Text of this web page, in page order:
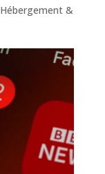
Hébergement &